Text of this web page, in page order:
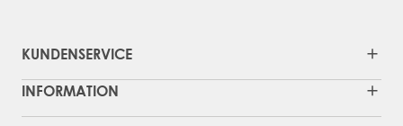
KUNDENSERVICE
INFORMATION